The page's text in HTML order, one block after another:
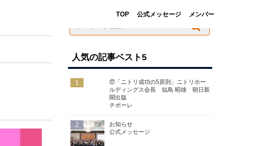
TOP 公式メッセージ メンバー
人気の記事ベスト5
1
⑰「ニトリ成功の5原則」ニトリホー
ルディングス会長 似鳥 昭雄 朝日新
聞出版
チポーレ
2
お知らせ
公式メッセージ